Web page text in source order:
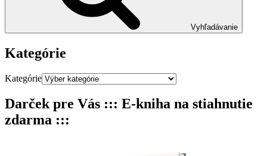
Vyhľadávanie
Kategórie
Kategórie
Darček pre Vás ::: E-kniha na stiahnutie
zdarma :::